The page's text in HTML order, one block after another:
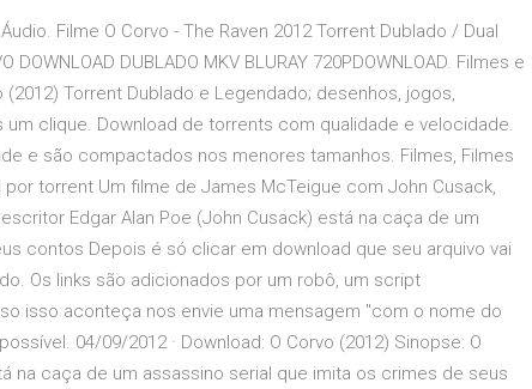
Filme O Corvo - The Raven 2012 Torrent Dublado / Dual
DOWNLOAD DUBLADO MKV BLURAY 720PDOWNLOAD. Filmes e
(2012) Torrent Dublado e Legendado; desenhos, jogos,
clique. Download de torrents com qualidade e velocidade.
e são compactados nos menores tamanhos. Filmes, Filmes
torrent Um filme de James McTeigue com John Cusack,
Edgar Alan Poe (John Cusack) está na caça de um
contos Depois é só clicar em download que seu arquivo vai
Os links são adicionados por um robô, um script
isso aconteça nos envie uma mensagem "com o nome do
04/09/2012 · Download: O Corvo (2012) Sinopse: O
na caça de um assassino serial que imita os crimes de seus